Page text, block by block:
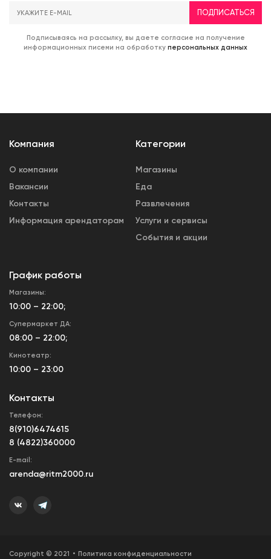
ПОДПИСАТЬСЯ
Подписываясь на рассылку, вы даете согласие на получение
информационных писеми на обработку персональных данных
Компания
О компании
Вакансии
Контакты
Информация арендаторам
Категории
Магазины
Еда
Развлечения
Услуги и сервисы
События и акции
График работы
Магазины:
10:00 – 22:00;
Супермаркет ДА:
08:00 – 22:00;
Кинотеатр:
10:00 – 23:00
Контакты
Телефон:
8(910)6474615
8 (4822)360000
E-mail:
arenda@ritm2000.ru
Copyright © 2021 Политика конфиденциальности